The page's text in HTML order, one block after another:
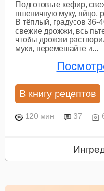
Подготовьте кефир,
пшеничную муку, яйцо,
В тёплый, градусов 36-
свежие дрожжи,
чтобы дрожжи
муки, перемешайте и...
В книгу рецептов
120 мин 37